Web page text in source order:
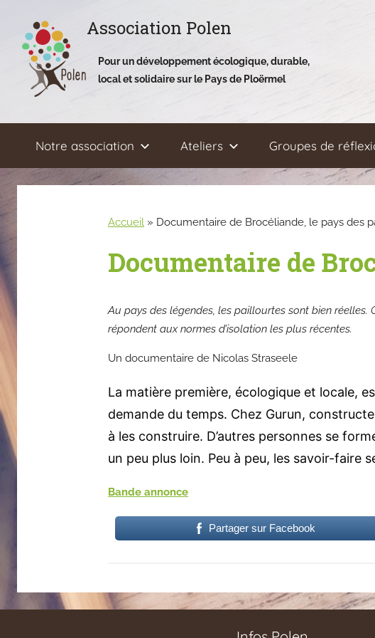
contenu
Association Polen
Pour un développement écologique, durable,
local et solidaire sur le Pays de Ploërmel
Notre association Ateliers Groupes de
Accueil » Documentaire de Brocéliande, le pays des
Documentaire de
Au pays des légendes, les paillourtes sont bien
répondent aux normes d’isolation les plus récentes.
Un documentaire de Nicolas Straseele
La matière première, écologique et locale,
demande du temps. Chez Gurun,
à les construire. D’autres personnes se
un peu plus loin. Peu à peu, les savoir-
Bande annonce
Partager sur Facebook